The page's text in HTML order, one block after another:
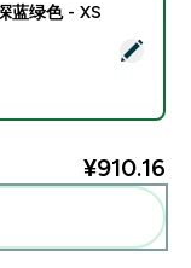
飘逸短裤 - 深蓝绿色
蓝绿色 - XS
¥910.16‎